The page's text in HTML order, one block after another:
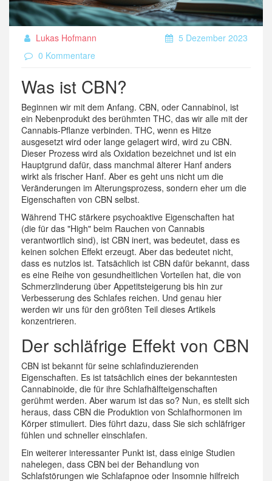
Lukas Hofmann
5 Dezember 2023
0 Kommentare
Was ist CBN?
Beginnen wir mit dem Anfang. CBN, oder Cannabinol, ist
ein Nebenprodukt des berühmten THC, das wir alle mit der
Cannabis-Pflanze verbinden. THC, wenn es Hitze
ausgesetzt wird oder lange gelagert wird, wird zu CBN.
Dieser Prozess wird als Oxidation bezeichnet und ist ein
Hauptgrund dafür, dass manchmal älterer Hanf anders
wirkt als frischer Hanf. Aber es geht uns nicht um die
Veränderungen im Alterungsprozess, sondern eher um die
Eigenschaften von CBN selbst.
Während THC stärkere psychoaktive Eigenschaften hat
(die für das "High" beim Rauchen von Cannabis
verantwortlich sind), ist CBN inert, was bedeutet, dass es
keinen solchen Effekt erzeugt. Aber das bedeutet nicht,
dass es nutzlos ist. Tatsächlich ist CBN dafür bekannt, dass
es eine Reihe von gesundheitlichen Vorteilen hat, die von
Schmerzlinderung über Appetitsteigerung bis hin zur
Verbesserung des Schlafes reichen. Und genau hier
werden wir uns für den größten Teil dieses Artikels
konzentrieren.
Der schläfrige Effekt von CBN
CBN ist bekannt für seine schlafinduzierenden
Eigenschaften. Es ist tatsächlich eines der bekanntesten
Cannabinoide, die für ihre Schlafhälfteigenschaften
gerühmt werden. Aber warum ist das so? Nun, es stellt sich
heraus, dass CBN die Produktion von Schlafhormonen im
Körper stimuliert. Dies führt dazu, dass Sie sich schläfriger
fühlen und schneller einschlafen.
Ein weiterer interessanter Punkt ist, dass einige Studien
nahelegen, dass CBN bei der Behandlung von
Schlafstörungen wie Schlafapnoe oder Insomnie hilfreich